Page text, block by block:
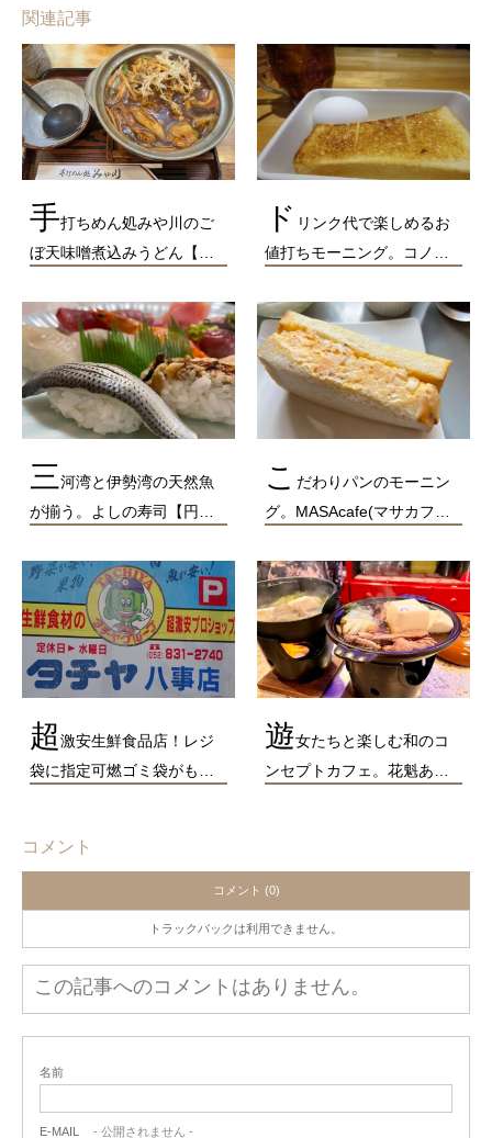
関連記事
手打ちめん処みや川のご
ぼ天味噌煮込みうどん【…
ド リンク代で楽しめるお
値打ちモーニング。コノ…
三河湾と伊勢湾の天然魚
が揃う。よしの寿司【円…
こ
だわりパンのモーニン
グ。MASAcafe(マサカフ…
超激安生鮮食品店！レジ
袋に指定可燃ゴミ袋がも…
遊女たちと楽しむ和のコ
ンセプトカフェ。花魁あ…
コメント
コメント (0)
トラックバックは利用できません。
この記事へのコメントはありません。
名前
E-MAIL - 公開されません -